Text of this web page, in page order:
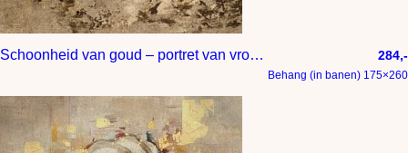
Schoonheid van goud – portret van vrouw met gesloten ogen – luxe wanddecoratie in hotel chique stijl 284,-
Behang (in banen) 175×260